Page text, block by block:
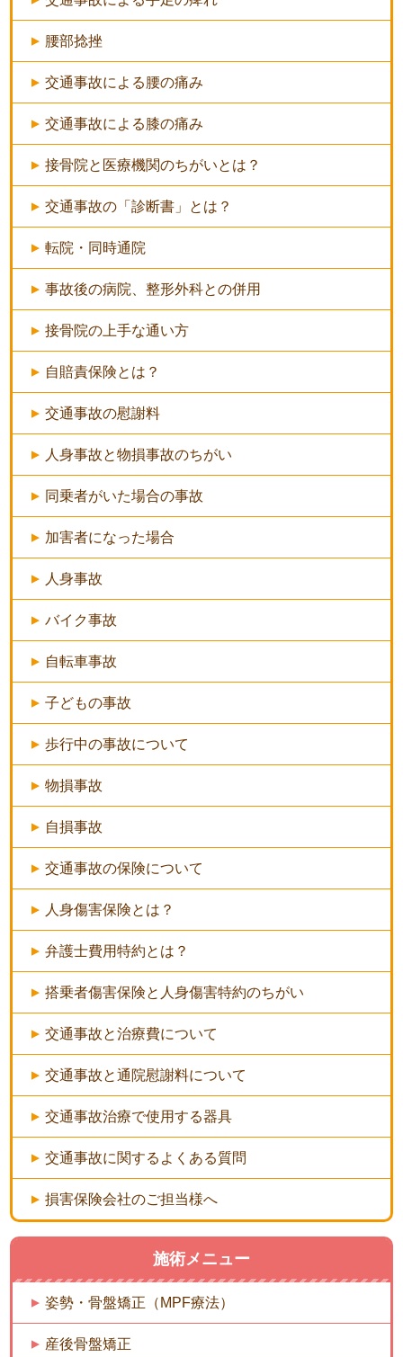
腰部捻挫
交通事故による腰の痛み
交通事故による膝の痛み
接骨院と医療機関のちがいとは？
交通事故の「診断書」とは？
転院・同時通院
事故後の病院、整形外科との併用
接骨院の上手な通い方
自賠責保険とは？
交通事故の慰謝料
人身事故と物損事故のちがい
同乗者がいた場合の事故
加害者になった場合
人身事故
バイク事故
自転車事故
子どもの事故
歩行中の事故について
物損事故
自損事故
交通事故の保険について
人身傷害保険とは？
弁護士費用特約とは？
搭乗者傷害保険と人身傷害特約のちがい
交通事故と治療費について
交通事故と通院慰謝料について
交通事故治療で使用する器具
交通事故に関するよくある質問
損害保険会社のご担当様へ
施術メニュー
姿勢・骨盤矯正（MPF療法）
産後骨盤矯正